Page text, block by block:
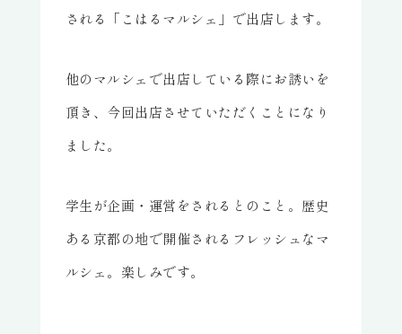
される「こはるマルシェ」で出店します。
他のマルシェで出店している際にお誘いを
頂き、今回出店させていただくことになり
ました。
学生が企画・運営をされるとのこと。歴史
ある京都の地で開催されるフレッシュなマ
ルシェ。楽しみです。